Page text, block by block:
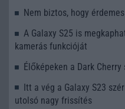
Nem biztos, hogy
A Galaxy S25 is
kamerás funkcióját
Élőképeken a Dark
Itt a vég a Galaxy S23
utolsó nagy frissítés